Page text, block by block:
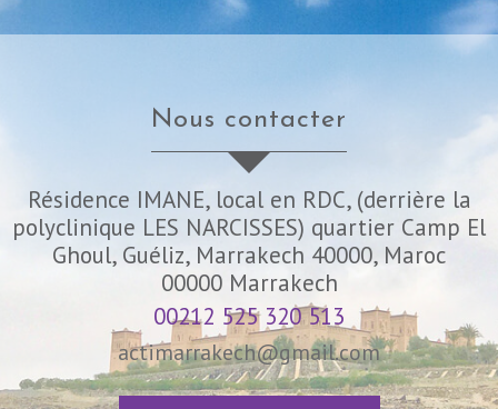
nous contacter
Résidence IMANE, local en RDC, (derrière la
polyclinique LES NARCISSES) quartier Camp El
Ghoul, Guéliz, Marrakech 40000, Maroc
00000 Marrakech
00212 525 320 513
actimarrakech@gmail.com